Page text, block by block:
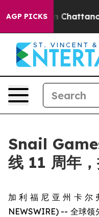
AGP PICKS
Chaos in
Snail
线 11 周年
加利福尼亚州卡尔
NEWSWIRE) -- 全球领